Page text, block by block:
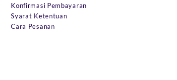
Konfirmasi Pembayaran
Syarat Ketentuan
Cara Pesanan